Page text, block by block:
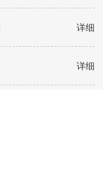
详细
详细